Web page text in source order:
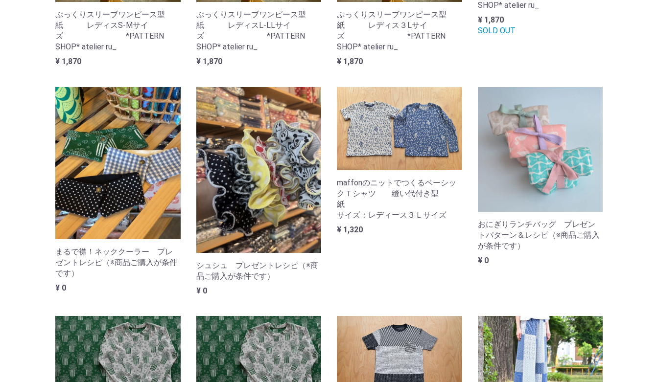
ぷっくりスリーブワンピース型
紙 レディスS-Mサイ
ズ *PATTERN
SHOP* atelier ru_
¥ 1,870
ぷっくりスリーブワンピース型
紙 レディスL-LLサイ
ズ *PATTERN
SHOP* atelier ru_
¥ 1,870
ぷっくりスリーブワンピース型
紙 レディス３Lサイ
ズ *PATTERN
SHOP* atelier ru_
¥ 1,870
SHOP* atelier ru_
¥ 1,870
SOLD OUT
まるで襟！ネッククーラー プレ
ゼントレシピ（※商品ご購入が条件
です）
¥ 0
シュシュ プレゼントレシピ（※商
品ご購入が条件です）
¥ 0
maffonのニットでつくるベーシッ
クＴシャツ 縫い代付き型
紙
サイズ：レディース３Ｌサイズ
¥ 1,320
おにぎりランチバッグ プレゼン
トパターン＆レシピ（※商品ご購入
が条件です）
¥ 0